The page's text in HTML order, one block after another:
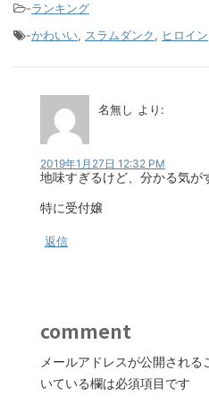
-ランキング
-かわいい, スラムダンク, ヒロイン
名無し より:
2019年1月27日 12:32 PM
地味すぎるけど、分かる気が
特に受付嬢
返信
comment
メールアドレスが公開される
いている欄は必須項目です